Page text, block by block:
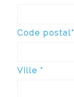
Code postal*
Ville *